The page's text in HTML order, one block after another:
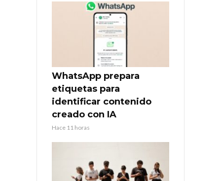
WhatsApp prepara
etiquetas para
identificar contenido
creado con IA
Hace 11 horas